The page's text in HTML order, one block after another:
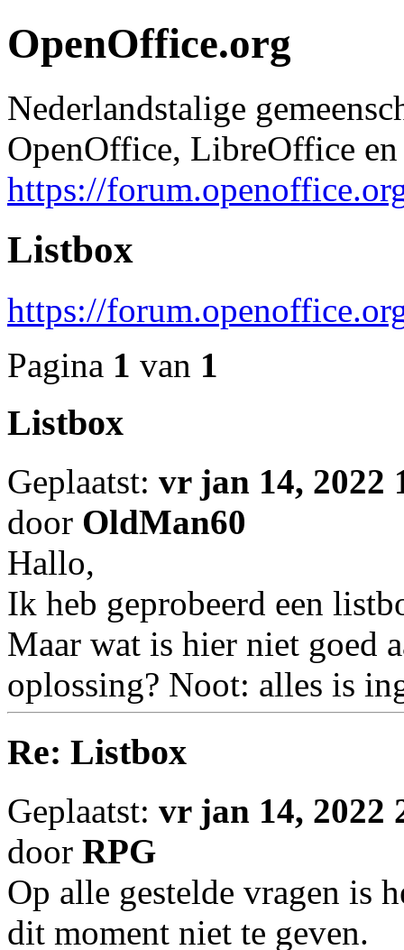
OpenOffice.org
Nederlandstalige
OpenOffice, LibreOffice
https://
Listbox
https://
Pagina 1 van 1
Listbox
Geplaatst: vr jan 14, 2022
door OldMan60
Hallo,
Ik heb geprobeerd een
Maar wat is hier niet goed
oplossing? Noot: alles is
Re: Listbox
Geplaatst: vr jan 14, 2022
door RPG
Op alle gestelde vragen is
dit moment niet te geven.